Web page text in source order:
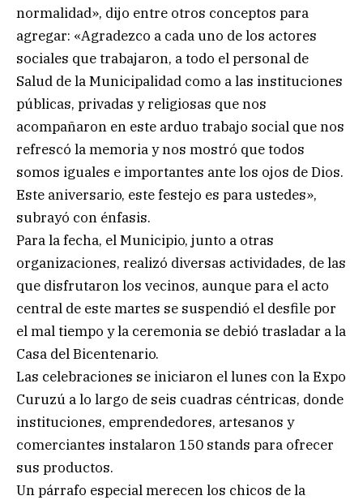
normalidad», dijo entre otros conceptos para
agregar: «Agradezco a cada uno de los actores
sociales que trabajaron, a todo el personal de
Salud de la Municipalidad como a las instituciones
públicas, privadas y religiosas que nos
acompañaron en este arduo trabajo social que nos
refrescó la memoria y nos mostró que todos
somos iguales e importantes ante los ojos de Dios.
Este aniversario, este festejo es para ustedes»,
subrayó con énfasis.
Para la fecha, el Municipio, junto a otras
organizaciones, realizó diversas actividades, de las
que disfrutaron los vecinos, aunque para el acto
central de este martes se suspendió el desfile por
el mal tiempo y la ceremonia se debió trasladar a la
Casa del Bicentenario.
Las celebraciones se iniciaron el lunes con la Expo
Curuzú a lo largo de seis cuadras céntricas, donde
instituciones, emprendedores, artesanos y
comerciantes instalaron 150 stands para ofrecer
sus productos.
Un párrafo especial merecen los chicos de la